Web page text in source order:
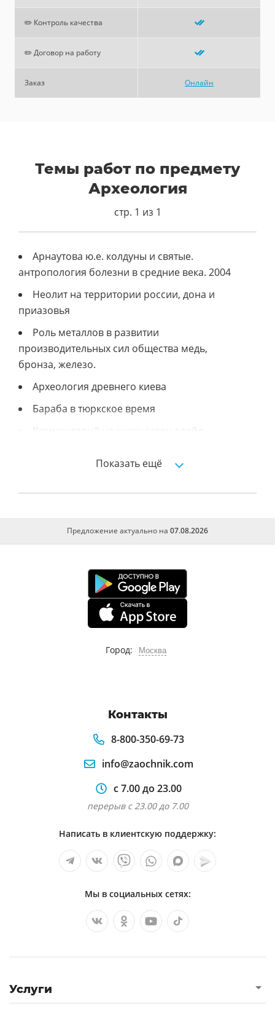
✏️ Контроль качества
✏️ Договор на работу
Заказ Онлайн
Темы работ по предмету
Археология
стр. 1 из 1
Арнаутова ю.е. колдуны и святые.
антропология болезни в средние века. 2004
Неолит на территории россии, дона и
приазовья
Роль металлов в развитии
производительных сил общества медь,
бронза, железо.
Археология древнего киева
Бараба в тюркское время
Комментарий на книгу сетон ллойд
Археологическая терминология и
Показать ещё
Предложение актуально на 07.08.2026
Город: Москва
Контакты
8-800-350-69-73
info@zaochnik.com
с 7.00 до 23.00
перерыв с 23.00 до 7.00
Написать в клиентскую поддержку:
Мы в социальных сетях:
Услуги